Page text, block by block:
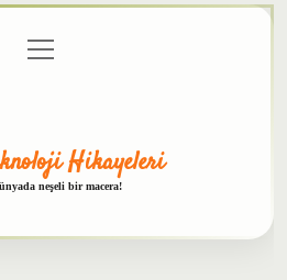
menüyü
aç
Hikayeleri
neşeli bir macera!